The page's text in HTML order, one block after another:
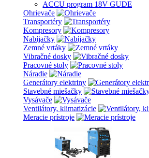
ACCU program 18V GUDE
Ohrievače
Transportéry
Kompresory
Nabíjačky
Zemné vrtáky
Vibračné dosky
Pracovné stoly
Náradie
Generátory elektriny
Stavebné miešačky
Vysávače
Ventilátory, klimatizácie
Meracie prístroje